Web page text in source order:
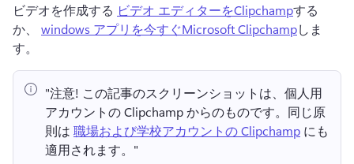
ビデオを作成する ビデオ エディターをClipchampする
か、 windows アプリを今すぐMicrosoft Clipchampしま
す。
"注意! この記事のスクリーンショットは、個人用
アカウントの Clipchamp からのものです。 同じ原
則は 職場および学校アカウントの Clipchamp にも
適用されます。"